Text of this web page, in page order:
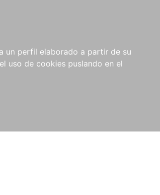
un perfil elaborado a partir de su
uso de cookies puslando en el
NOTICIAS
COMPRAS
INSTITUCIONALES